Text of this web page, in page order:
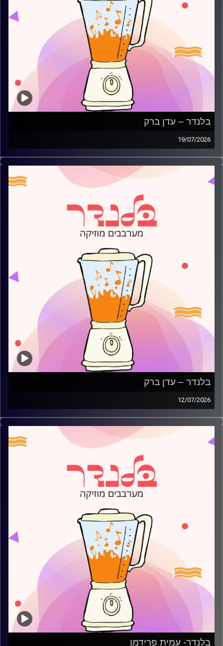
בלנדר – עדן ברק
19/07/2026
מוזיקה קצבית חדשה עם עדן ברק
קרדיט תמונות:
AudioVersity
בלנדר – עדן ברק
12/07/2026
מוזיקה קצבית חדשה עם עדן ברק
קרדיט תמונות:
AudioVersity
בלנדר- עמית פרידמן